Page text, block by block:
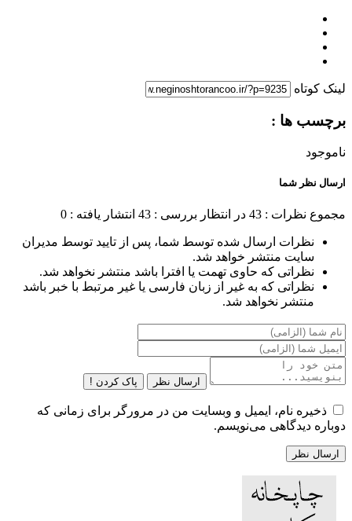
لینک کوتاه
برچسب ها :
ناموجود
ارسال نظر شما
مجموع نظرات : 43 در انتظار بررسی : 43 انتشار یافته : 0
نظرات ارسال شده توسط شما، پس از تایید توسط مدیران
سایت منتشر خواهد شد.
نظراتی که حاوی تهمت یا افترا باشد منتشر نخواهد شد.
نظراتی که به غیر از زبان فارسی یا غیر مرتبط با خبر باشد
منتشر نخواهد شد.
ارسال نظر پاک کردن !
ذخیره نام، ایمیل و وبسایت من در مرورگر برای زمانی که
دوباره دیدگاهی می‌نویسم.